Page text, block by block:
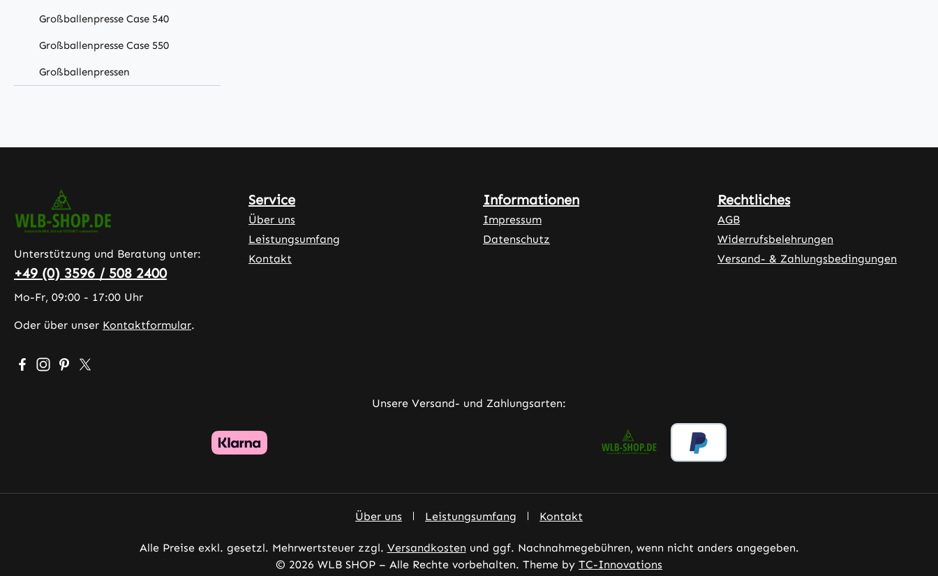
Großballenpresse Case 540
Großballenpresse Case 550
Großballenpressen
Unterstützung und Beratung unter:
+49 (0) 3596 / 508 2400
Mo-Fr, 09:00 - 17:00 Uhr
Oder über unser Kontaktformular.
Besuche uns auf Facebook – öffnet in neuem Tab (externer Link)
Schau auf Instagram vorbei – öffnet in neuem Tab (externer Link)
Lass dich auf Pinterest inspirieren – öffnet in neuem Tab (externer Link)
Folge uns auf X – öffnet in neuem Tab (externer Link)
Service
Über uns
Leistungsumfang
Kontakt
Informationen
Impressum
Datenschutz
Rechtliches
AGB
Widerrufsbelehrungen
Versand- & Zahlungsbedingungen
Unsere Versand- und Zahlungsarten:
Über uns Leistungsumfang Kontakt
Alle Preise exkl. gesetzl. Mehrwertsteuer zzgl. Versandkosten und ggf. Nachnahmegebühren, wenn nicht anders angegeben.
© 2026 WLB SHOP – Alle Rechte vorbehalten. Theme by TC-Innovations